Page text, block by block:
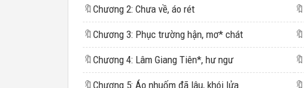
🔖 Chương 2: Chưa về, áo rét
🔖 Chương 3: Phục trường hận, mơ* chát
🔖 Chương 4: Lâm Giang Tiên*, hư ngư
🔖 Chương 5: Áo nhuốm đã lâu, khói lửa
🔖
🔖
🔖
🔖